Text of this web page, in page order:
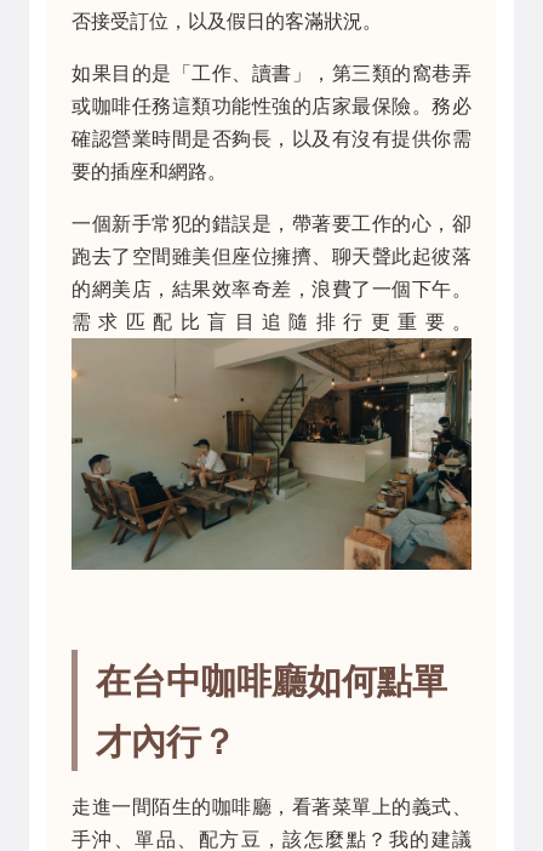
否接受訂位，以及假日的客滿狀況。
如果目的是「工作、讀書」，第三類的窩巷弄
或咖啡任務這類功能性強的店家最保險。務必
確認營業時間是否夠長，以及有沒有提供你需
要的插座和網路。
一個新手常犯的錯誤是，帶著要工作的心，卻
跑去了空間雖美但座位擁擠、聊天聲此起彼落
的網美店，結果效率奇差，浪費了一個下午。
需求匹配比盲目追隨排行更重要。
在台中咖啡廳如何點單
才內行？
走進一間陌生的咖啡廳，看著菜單上的義式、
手沖、單品、配方豆，該怎麼點？我的建議